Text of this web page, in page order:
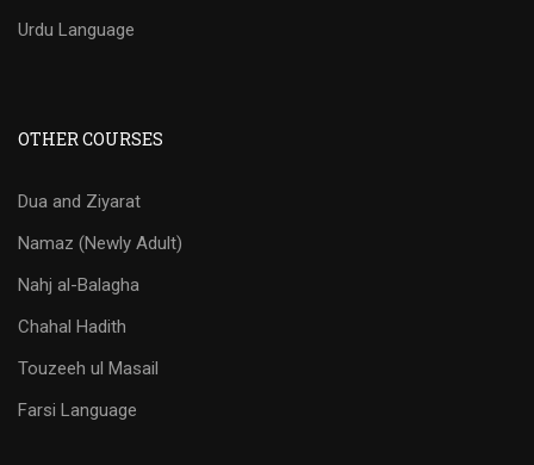
Urdu Language
OTHER COURSES
Dua and Ziyarat
Namaz (Newly Adult)
Nahj al-Balagha
Chahal Hadith
Touzeeh ul Masail
Farsi Language